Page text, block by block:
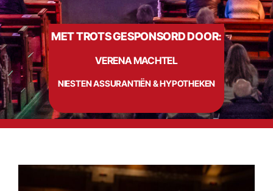
MET TROTS GESPONSORD DOOR:
VERENA MACHTEL
NIESTEN ASSURANTIËN & HYPOTHEKEN
Info
Contact